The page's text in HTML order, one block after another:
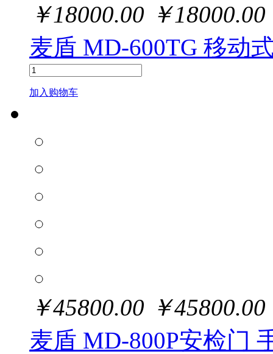
￥18000.00 ￥18000.00
麦盾 MD-600TG 移动
加入购物车
￥45800.00 ￥45800.00
麦盾 MD-800P安检门